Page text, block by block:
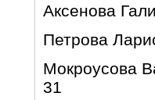
Аксенова
Петрова
Мокроусова
31